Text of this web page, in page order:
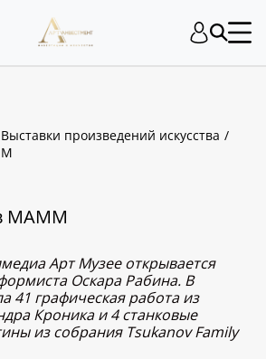
Выставки произведений искусства
МАММ
Арт Музее открывается
Оскара Рабина. В
41 графическая работа из
Кроника и 4 станковые
из собрания Tsukanov Family